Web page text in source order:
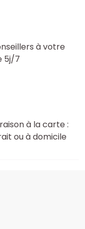
à votre
5j/7
à la carte :
ou à domicile